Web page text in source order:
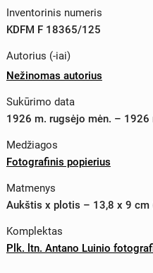
Inventorinis numeris
KDFM F 18365/125
Autorius (-iai)
Nežinomas autorius
Sukūrimo data
1926 m. rugsėjo mėn. – 1926
Medžiagos
Fotografinis popierius
Matmenys
Aukštis x plotis – 13,8 x 9
Komplektas
Plk. ltn. Antano Luinio